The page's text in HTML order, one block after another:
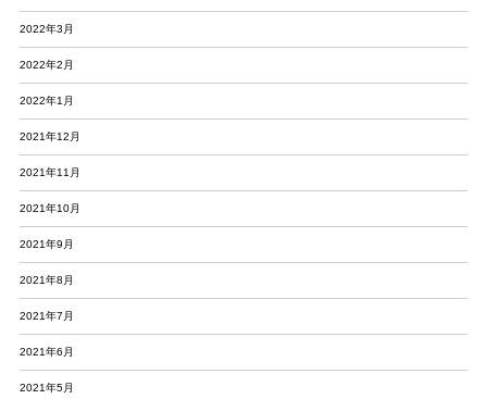
2022年3月
2022年2月
2022年1月
2021年12月
2021年11月
2021年10月
2021年9月
2021年8月
2021年7月
2021年6月
2021年5月